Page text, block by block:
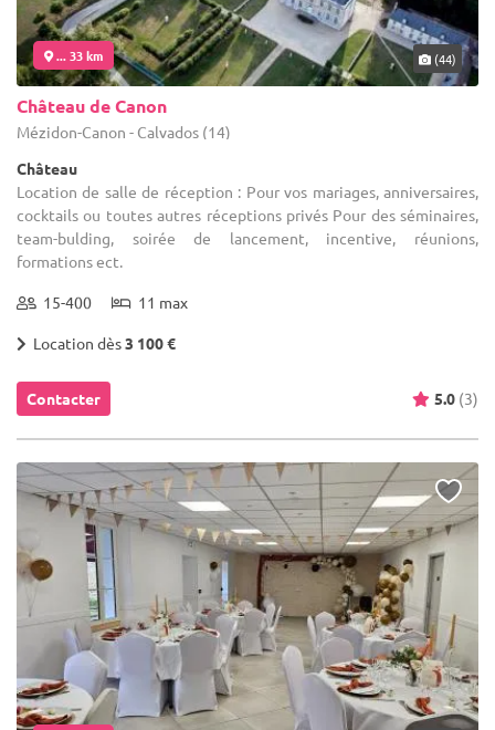
... 33 km (44)
Château de Canon
Mézidon-Canon - Calvados (14)
Château
Location de salle de réception : Pour vos mariages, anniversaires,
cocktails ou toutes autres réceptions privés Pour des séminaires,
team-bulding, soirée de lancement, incentive, réunions,
formations ect.
15-400 11 max
Location dès3 100 €
Contacter 5.0 (3)